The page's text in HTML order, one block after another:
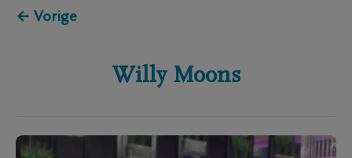
← Vorige
Willy Moons